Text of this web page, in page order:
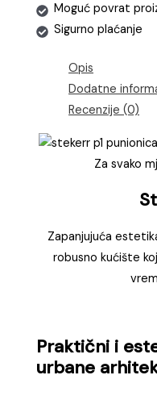
Moguć povrat
Sigurno plaćanje
Opis
Dodatne
Recenzije (0)
Za svako
Zapanjujuća
robusno kućište
Praktični i
urbane